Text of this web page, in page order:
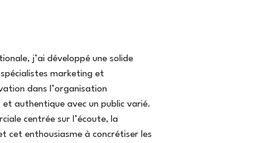
j’ai développé une solide
marketing et
dans l’organisation
authentique avec un public varié.
centrée sur l’écoute, la
cet enthousiasme à concrétiser les